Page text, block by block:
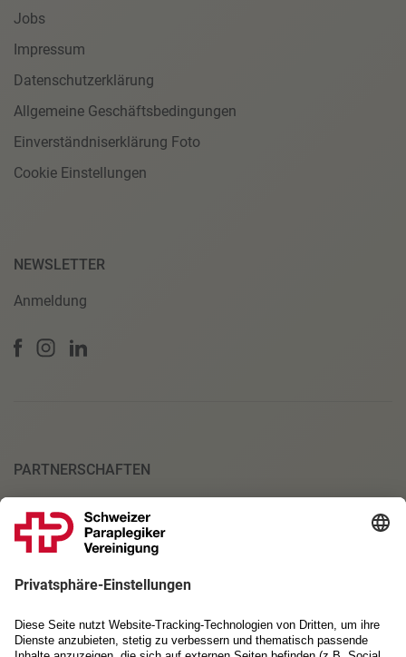
Jobs
Impressum
Datenschutzerklärung
Allgemeine Geschäftsbedingungen
Einverständniserklärung Foto
Cookie Einstellungen
NEWSLETTER
Anmeldung
PARTNERSCHAFTEN